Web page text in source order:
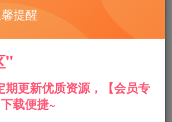
手了，然后强z了受，还强行
，就这样慢慢让受沦陷
，不折手段将其围困在自己
提醒
"
更新优质资源，【会员专
载便捷~